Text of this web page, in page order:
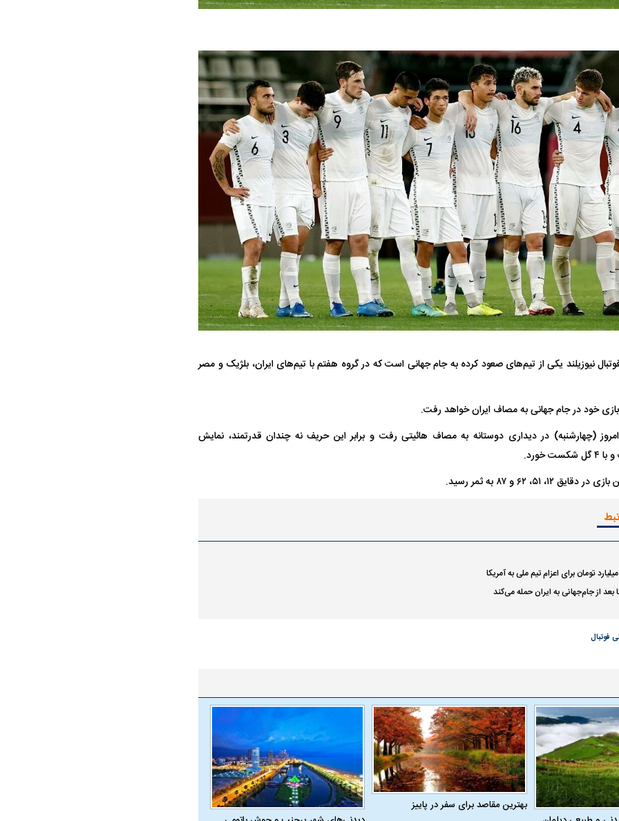
نیوزیلند یکی از تیم‌های صعود کرده به جام جهانی است که در گروه هفتم با تیم‌های ایران، بلژیک و مصر
بازی خود در جام جهانی به مصاف ایران خواهد رفت.
(چهارشنبه) در دیداری دوستانه به مصاف هائیتی رفت و برابر این حریف نه چندان قدرتمند، نمایش
خورد.
۵۱، ۶۲ و ۸۷ به ثمر رسید.
بعد از جام‌جهانی به ایران حمله می‌کند
فوتبال
بهترین مقاصد برای سفر در پاییز
فضاپیمای «استارشیپ» ایلان ماسک
چیست؟
حدید ۱۱۰؛ نسخه سریع‌تر، پنهان‌کارتر و
مرگبارتر پهپادهای ایرانی | پهپاد انتحاری
جدید ایران چیست؟
هواپیمای مرموز E-11A BACN چیست؟
ناشناس که
مرگ دلخراش دختر ۱۸ ساله بر اثر برق
گرفتگی
واژگونی مرگبار سمند در اصفهان | ۴ نفر
کشته شدند
عکس| ماجرای کشف جسد ناشناس که
تیم جدید